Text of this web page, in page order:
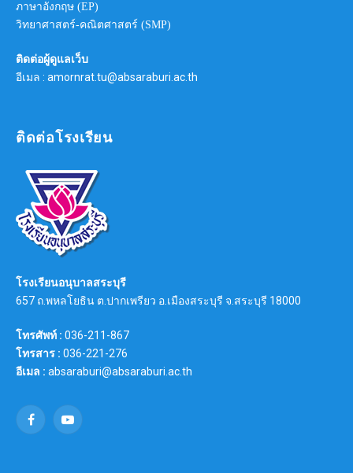
ภาษาอังกฤษ (EP)
วิทยาศาสตร์-คณิตศาสตร์ (SMP)
ติดต่อผู้ดูแลเว็บ
อีเมล : amornrat.tu@absaraburi.ac.th
ติดต่อโรงเรียน
โรงเรียนอนุบาลสระบุรี
657 ถ.พหลโยธิน ต.ปากเพรียว อ.เมืองสระบุรี จ.สระบุรี 18000
โทรศัพท์ : 036-211-867
โทรสาร : 036-221-276
อีเมล : absaraburi@absaraburi.ac.th
FacebookYouTube